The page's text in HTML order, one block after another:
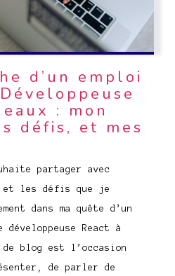
d’un emploi
: mon
défis, et mes
partager avec
et les défis que je
dans ma quête d’un
React à
de blog est l’occasion
de parler de